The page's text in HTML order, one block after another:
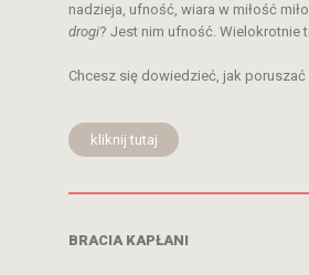
nadzieja, ufność, wiara w miłość
drogi? Jest nim ufność. Wielokrotnie
Chcesz się dowiedzieć, jak poruszać
kliknij tutaj
BRACIA KAPŁANI